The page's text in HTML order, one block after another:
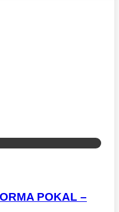
erfolgreich gestartet.
drei Mannschaften –
und Alemannia